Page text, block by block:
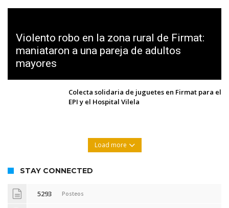
Violento robo en la zona rural de Firmat:
maniataron a una pareja de adultos
mayores
Colecta solidaria de juguetes en Firmat para el
EPI y el Hospital Vilela
Load more
STAY CONNECTED
5293 Posteos